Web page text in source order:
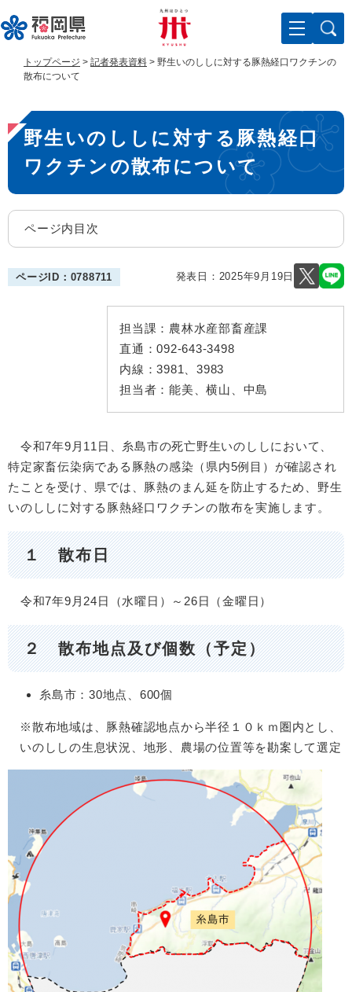
ー
ジ
す
。
ニ
ュ
し
て
へ
トップページ > 記者発表資料 > 野生いのししに対する豚熱経口ワクチンの
散布について
本
文
野生いのししに対する豚熱経口
ワクチンの散布について
ページ内目次
ページID：0788711 発表日： 2025年9月19日
担当課： 農林水産部畜産課
直通：092-643-3498
内線：3981、3983
担当者： 能美、横山、中島
令和7年9月11日、糸島市の死亡野生いのししにおいて、
特定家畜伝染病である豚熱の感染（県内5例目）が確認され
たことを受け、県では、豚熱のまん延を防止するため、野生
いのししに対する豚熱経口ワクチンの散布を実施します。
１ 散布日
令和7年9月24日（水曜日）～26日（金曜日）
２ 散布地点及び個数（予定）
糸島市：30地点、600個
※散布地域は、豚熱確認地点から半径１０ｋｍ圏内とし、
いのししの生息状況、地形、農場の位置等を勘案して選定